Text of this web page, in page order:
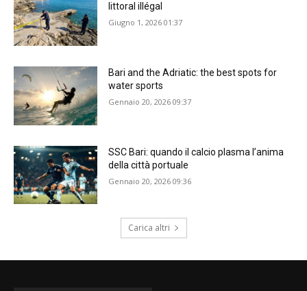
littoral illégal
Giugno 1, 2026 01:37
Bari and the Adriatic: the best spots for
water sports
Gennaio 20, 2026 09:37
SSC Bari: quando il calcio plasma l’anima
della città portuale
Gennaio 20, 2026 09:36
Carica altri